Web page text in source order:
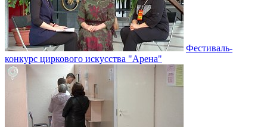
Фестиваль-
конкурс циркового искусства "Арена"